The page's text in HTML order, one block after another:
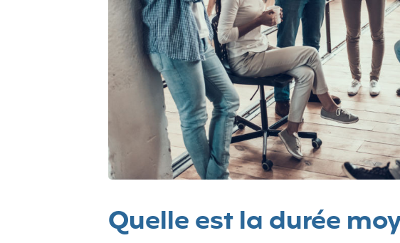
Quelle est la durée